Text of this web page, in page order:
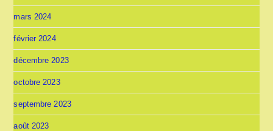
mars 2024
février 2024
décembre 2023
octobre 2023
septembre 2023
août 2023